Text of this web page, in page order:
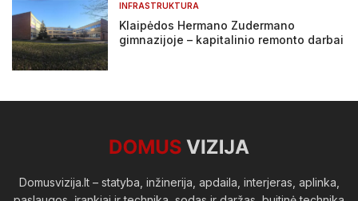
INFRASTRUKTURA
Klaipėdos Hermano Zudermano
gimnazijoje – kapitalinio remonto darbai
Domusvizija.lt – statyba, inžinerija, apdaila, interjeras, aplinka,